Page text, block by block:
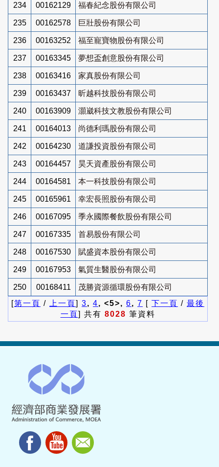
234 00162129 福春紀念股份有限公司
235 00162578 巨壯股份有限公司
236 00163252 福至寵寶物股份有限公司
237 00163345 夢想盃創意股份有限公司
238 00163416 家真股份有限公司
239 00163437 昕越科技股份有限公司
240 00163909 灝崴科技文教股份有限公司
241 00164013 尚德利瑪股份有限公司
242 00164230 道謙投資股份有限公司
243 00164457 昊天資產股份有限公司
244 00164581 本一科技股份有限公司
245 00165961 幸宏長照股份有限公司
246 00167095 季永國際餐飲股份有限公司
247 00167335 首易股份有限公司
248 00167530 賦盛資本股份有限公司
249 00167953 氣質生醫股份有限公司
250 00168411
茂勝資源循環股份有限公司
[第一頁 / 上一頁] 3, 4, <5>, 6, 7 [ 下一頁 / 最後
一頁] 共有 8028 筆資料